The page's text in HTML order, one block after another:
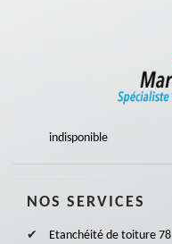
indisponible
NOS SERVICES
Etanchéité de toiture 78